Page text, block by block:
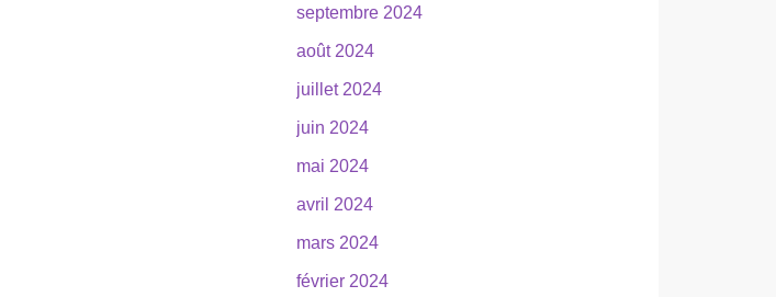
septembre 2024
août 2024
juillet 2024
juin 2024
mai 2024
avril 2024
mars 2024
février 2024